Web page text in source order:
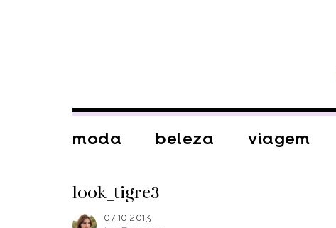
moda beleza viagem
look_tigre3
07.10.2013